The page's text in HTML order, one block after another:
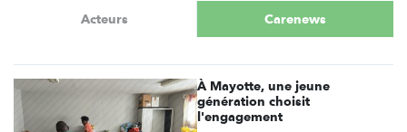
Acteurs Carenews
À Mayotte, une jeune
génération choisit
l'engagement